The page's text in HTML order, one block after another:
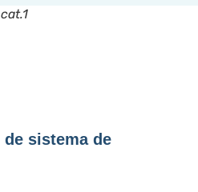
sistema de